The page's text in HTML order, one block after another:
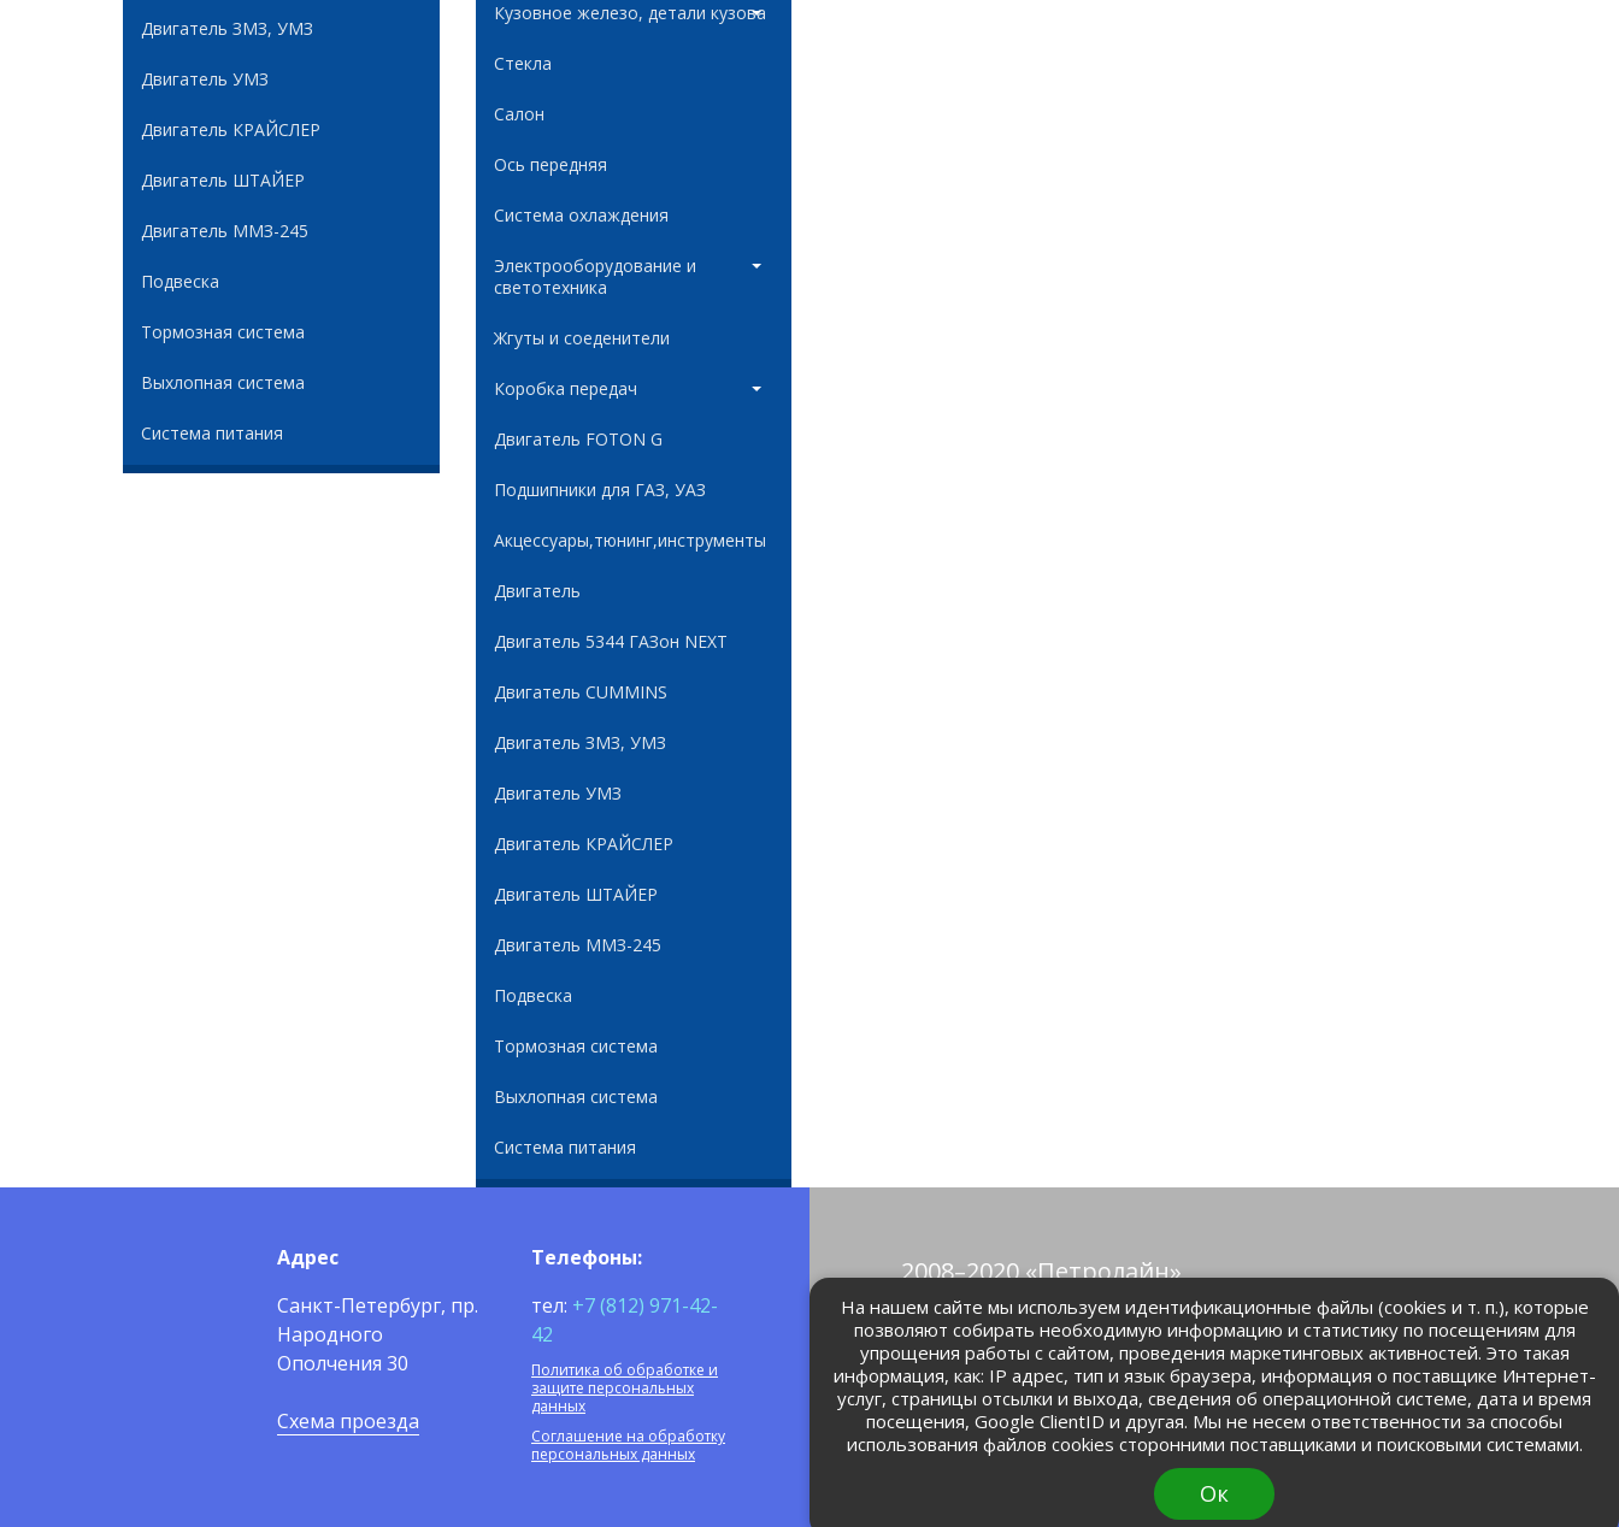
Двигатель ЗМЗ, УМЗ
Двигатель УМЗ
Двигатель КРАЙСЛЕР
Двигатель ШТАЙЕР
Двигатель ММЗ-245
Подвеска
Тормозная система
Выхлопная система
Система питания
Кузовное железо, детали кузова
Стекла
Салон
Ось передняя
Система охлаждения
Электрооборудование и
светотехника
Жгуты и соеденители
Коробка передач
Двигатель FOTON G
Подшипники для ГАЗ, УАЗ
Акцессуары,тюнинг,инструменты
Двигатель
Двигатель 5344 ГАЗон NEXT
Двигатель CUMMINS
Двигатель ЗМЗ, УМЗ
Двигатель УМЗ
Двигатель КРАЙСЛЕР
Двигатель ШТАЙЕР
Двигатель ММЗ-245
Подвеска
Тормозная система
Выхлопная система
Система питания
Адрес
Санкт-Петербург, пр.
Народного
Ополчения 30
Схема проезда
Телефоны:
тел: +7 (812) 971-42-
42
Политика об обработке и
защите персональных
данных
Соглашение на обработку
персональных данных
2008–2020 «Петролайн»
© Все права защищены.
petrolain@mail.ru
На нашем сайте мы используем идентификационные файлы (cookies и т. п.), которые
позволяют собирать необходимую информацию и статистику по посещениям для
упрощения работы с сайтом, проведения маркетинговых активностей. Это такая
информация, как: IP адрес, тип и язык браузера, информация о поставщике Интернет-
услуг, страницы отсылки и выхода, сведения об операционной системе, дата и время
посещения, Google ClientID и другая. Мы не несем ответственности за способы
использования файлов cookies сторонними поставщиками и поисковыми системами.
Ок